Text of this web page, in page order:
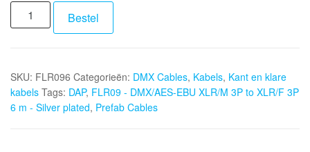
DAP
FLR09
EBU
XLR/M
3P
Bestel
SKU: FLR096 Categorieën: DMX Cables, Kabels, Kant en klare
kabels Tags: DAP, FLR09 - DMX/AES-EBU XLR/M 3P to XLR/F 3P
6 m - Silver plated, Prefab Cables